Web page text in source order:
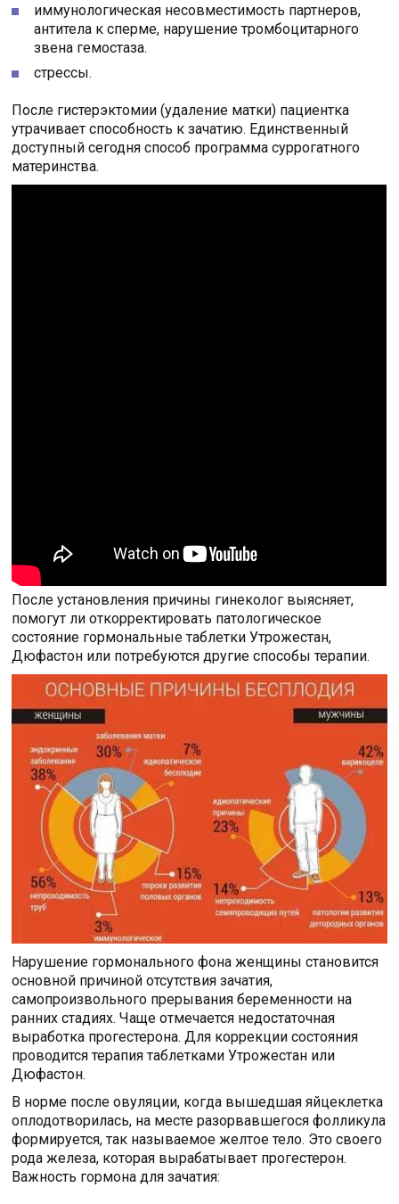
иммунологическая несовместимость партнеров,
антитела к сперме, нарушение тромбоцитарного
звена гемостаза.
стрессы.
После гистерэктомии (удаление матки) пациентка
утрачивает способность к зачатию. Единственный
доступный сегодня способ программа суррогатного
материнства.
После установления причины гинеколог выясняет,
помогут ли откорректировать патологическое
состояние гормональные таблетки Утрожестан,
Дюфастон или потребуются другие способы терапии.
Нарушение гормонального фона женщины становится
основной причиной отсутствия зачатия,
самопроизвольного прерывания беременности на
ранних стадиях. Чаще отмечается недостаточная
выработка прогестерона. Для коррекции состояния
проводится терапия таблетками Утрожестан или
Дюфастон.
В норме после овуляции, когда вышедшая яйцеклетка
оплодотворилась, на месте разорвавшегося фолликула
формируется, так называемое желтое тело. Это своего
рода железа, которая вырабатывает прогестерон.
Важность гормона для зачатия: